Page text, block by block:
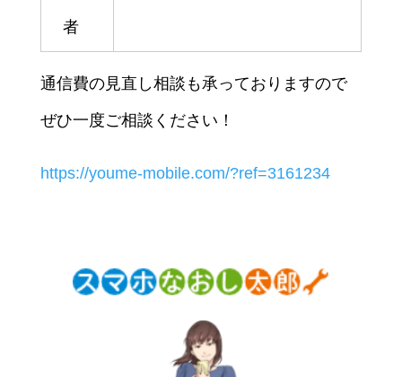
者
通信費の見直し相談も承っておりますので
ぜひ一度ご相談ください！
https://youme-mobile.com/?ref=3161234